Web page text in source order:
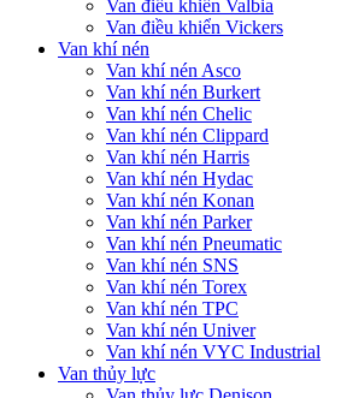
Van điều khiển Valbia
Van điều khiển Vickers
Van khí nén
Van khí nén Asco
Van khí nén Burkert
Van khí nén Chelic
Van khí nén Clippard
Van khí nén Harris
Van khí nén Hydac
Van khí nén Konan
Van khí nén Parker
Van khí nén Pneumatic
Van khí nén SNS
Van khí nén Torex
Van khí nén TPC
Van khí nén Univer
Van khí nén VYC Industrial
Van thủy lực